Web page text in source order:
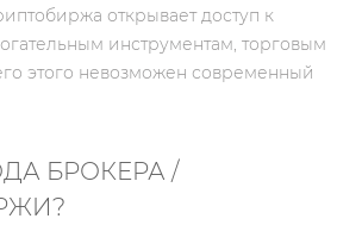
открывает доступ к
инструментам, торговым
этого невозможен современный
БРОКЕРА /